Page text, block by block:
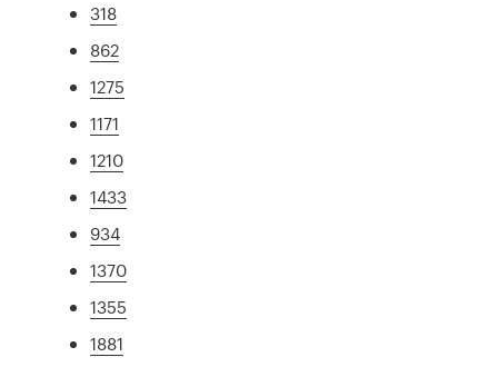
318
862
1275
1171
1210
1433
934
1370
1355
1881